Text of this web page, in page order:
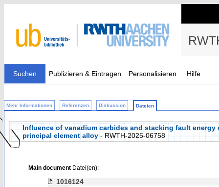
Suchen Publizieren & Eintragen Personalisieren Hilfe
Mehr Informationen Referenzen Diskussion Dateien
Influence of vanadium carbides and stacking fault
principal element alloy- RWTH-2025-06758
Main documentDatei(en):
1016124